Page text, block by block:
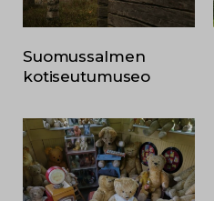
Suomussalmen
kotiseutumuseo